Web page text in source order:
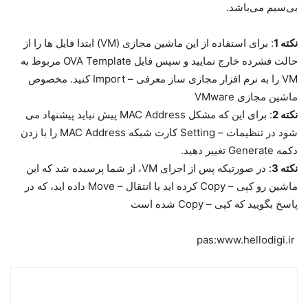
بی‌سیم می‌باشد.
نکته 1
: برای استفاده از این ماشین مجازی (VM) ابتدا فایل ها را از
حالت فشرده خارج نمایید و سپس فایل OVA Template مربوط به
VM را به نرم افزار مجازی ساز معرفی – Import کنید. مخصوص
ماشین مجازی VMware
نکته 2
: برای این که مشکل MAC Address پیش نیاید پیشنهاد می
شود در تنظیمات – Setting کارت شبکه MAC Address را با زدن
دکمه Generate تغییر دهید.
نکته 3
: در صورتیکه پس از اجرای VM، از شما پرسیده شد که این
ماشین رو کپی – Copy کرده اید یا انتقال – Move داده اید، که در
پاسخ بگویید که کپی – Copy شده است